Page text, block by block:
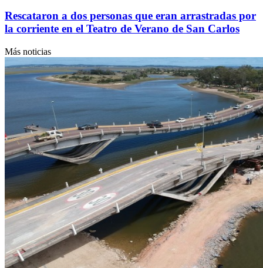
Rescataron a dos personas que eran arrastradas por
la corriente en el Teatro de Verano de San Carlos
Más noticias